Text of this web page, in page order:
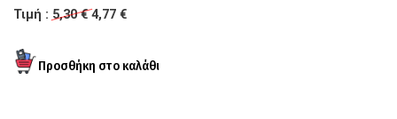
Τιμή : 5,30 €4,77 €